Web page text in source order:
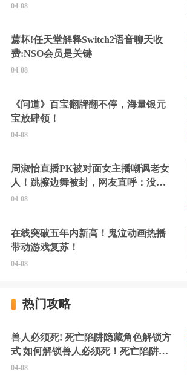
04-08
蔫坏!任天堂解释Switch2语音聊天收
费:NSO会员是关键
04-08
《问道》百宝翻牌翻不停，海量银元
宝放肆领！
04-08
周淑怡直播PK被对面女主播嘲讽老女
人！跳擦边舞被封，网友直呼：没边
硬擦封的好！
04-08
在线突破五年内新高！鬼泣动画热播
带动游戏复苏！
04-08
热门攻略
兽人必须死! 死亡陷阱隐藏角色解锁方
式 如何解锁兽人必须死！死亡陷阱中
的隐藏角色
04-08